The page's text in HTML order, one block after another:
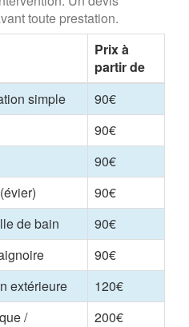
toute prestation.
Prix à
partir de
simple
90€
90€
90€
90€
de bain
90€
90€
extérieure
120€
/
200€